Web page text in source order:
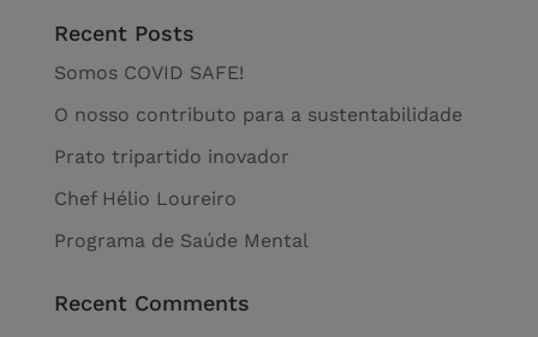
Recent Posts
Somos COVID SAFE!
O nosso contributo para a sustentabilidade
Prato tripartido inovador
Chef Hélio Loureiro
Programa de Saúde Mental
Recent Comments